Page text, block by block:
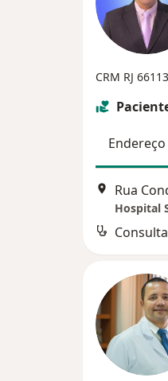
CRM RJ
Endereço
Hospital